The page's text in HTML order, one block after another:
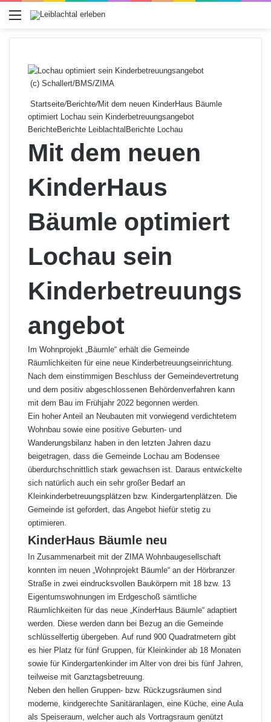
Menü
(c) Schallert/BMS/ZIMA
Startseite/Berichte/Mit dem neuen KinderHaus Bäumle
optimiert Lochau sein Kinderbetreuungsangebot
BerichteBerichte Leiblachtal Berichte Lochau
Mit dem neuen
KinderHaus
Bäumle optimiert
Lochau sein
Kinderbetreuungs
angebot
Im Wohnprojekt „Bäumle“ erhält die Gemeinde
Räumlichkeiten für eine neue Kinderbetreuungseinrichtung.
Nach dem einstimmigen Beschluss der Gemeindevertretung
und dem positiv abgeschlossenen Behördenverfahren kann
mit dem Bau im Frühjahr 2022 begonnen werden.
Ein hoher Anteil an Neubauten mit vorwiegend verdichtetem
Wohnbau sowie eine positive Geburten- und
Wanderungsbilanz haben in den letzten Jahren dazu
beigetragen, dass die Gemeinde Lochau am Bodensee
überdurchschnittlich stark gewachsen ist. Daraus entwickelte
sich natürlich auch ein sehr großer Bedarf an
Kleinkinderbetreuungsplätzen bzw. Kindergartenplätzen. Die
Gemeinde ist gefordert, das Angebot hiefür stetig zu
optimieren.
KinderHaus Bäumle neu
In Zusammenarbeit mit der ZIMA Wohnbaugesellschaft
konnten im neuen „Wohnprojekt Bäumle“ an der Hörbranzer
Straße in zwei eindrucksvollen Baukörpern mit 18 bzw. 13
Eigentumswohnungen im Erdgeschoß sämtliche
Räumlichkeiten für das neue „KinderHaus Bäumle“ adaptiert
werden. Diese werden dann bei Bezug an die Gemeinde
schlüsselfertig übergeben. Auf rund 900 Quadratmetern gibt
es hier Platz für fünf Gruppen, für Kleinkinder ab 18 Monaten
sowie für Kindergartenkinder im Alter von drei bis fünf Jahren,
teilweise mit Ganztagsbetreuung.
Neben den hellen Gruppen- bzw. Rückzugsräumen sind
moderne, kindgerechte Sanitäranlagen, eine Küche, eine Aula
als Speiseraum, welcher auch als Vortragsraum genützt